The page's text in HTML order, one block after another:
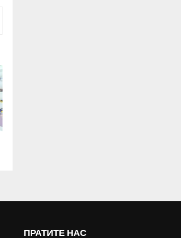
ПРАТИТЕ НАС